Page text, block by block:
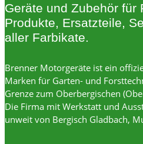
Geräte und Zubehör für
Produkte, Ersatzteile,
aller Farbikate.
Brenner Motorgeräte ist ein
Marken für Garten- und
Grenze zum Oberbergischen
Die Firma mit Werkstatt und
unweit von Bergisch Gladbach,